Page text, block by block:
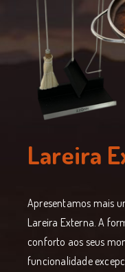
Lareira
Apresentamos mais
Lareira Externa. A
conforto aos seus
funcionalidade